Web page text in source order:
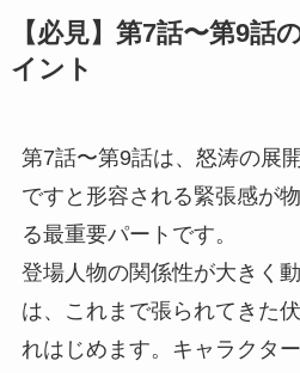
【必見】第7話〜第9話
イント
第7話〜第9話は、怒涛の展
ですと形容される緊張感が
る最重要パートです。
登場人物の関係性が大きく
は、これまで張られてきた
れはじめます。キャラクタ